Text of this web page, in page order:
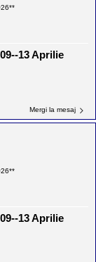
13 Aprilie
Mergi la mesaj
13 Aprilie